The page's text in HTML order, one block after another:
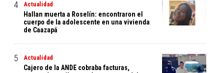
Actualidad
Hallan muerta a Roselín: encontraron el
cuerpo de la adolescente en una vivienda
de Caazapá
Actualidad
Cajero de la ANDE cobraba facturas,